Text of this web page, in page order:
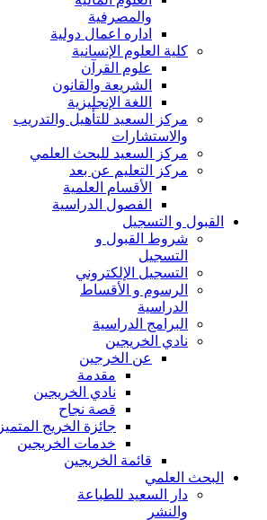
والمصرفية
اداره اعمال دولية
كلية العلوم الإنسانية
علوم القرآن
الشريعة والقانون
اللغة الإنجليزية
مركز السعيد للتأهيل والتدريب
والاستشارات
مركز السعيد للبحث العلمي
مركز التعليم عن بعد
الأقسام العلمية
الفصول الدراسية
القبول و التسجيل
شروط القبول و
التسجيل
التسجيل الإلكتروني
الرسوم و الأقساط
الدراسية
البرامج الدراسية
نادي الخريجين
عن الخرجين
مقدمة
نادي الخريجين
قصة نجاح
جائزة الخريج المتميز
خدمات الخريجين
قائمة الخريجين
البحث العلمي
دار السعيد للطباعة
والنشر